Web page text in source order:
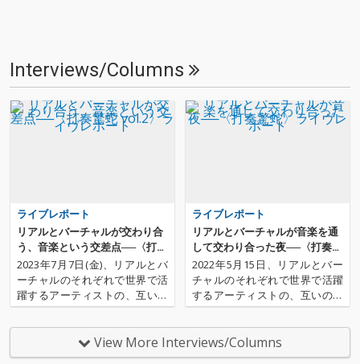
Interviews/Columns
ライブレポート
リアルとバーチャルが交わり合
う、音楽という交差点──〈打奏
驚蛇 vol.2〉ライヴレポート
2023年7月7日(金)、リアルとバ
ーチャルのそれぞれで世界で活
躍するアーティストの、互いの
カルチャーが混じり合うライブ
イベント「打奏驚蛇」が新宿MA
RZで開催されました。OTOTOY
では、おやすみホログラム、貝
ライブレポート
リアルとバーチャルが音楽を通
して交わり合った夜──〈打奏驚
蛇〉ライヴレポート
2022年5月15日、リアルとバー
チャルのそれぞれで世界で活躍
するアーティストの、互いのカ
ルチャーが混じり合うライブイ
ベント「打奏驚蛇」が新宿MAR
Zで開催されました。OTOTOY
では、おやすみホログラム、ナ
View More Interviews/Columns